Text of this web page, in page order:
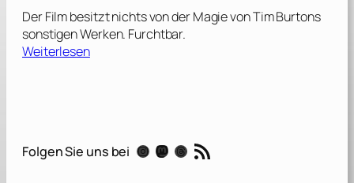
Der Film besitzt nichts von der Magie von Tim Burtons
sonstigen Werken. Furchtbar.
Weiterlesen:
s
Folgen Sie uns bei Instagram Mastodon Threads RSS-Feed